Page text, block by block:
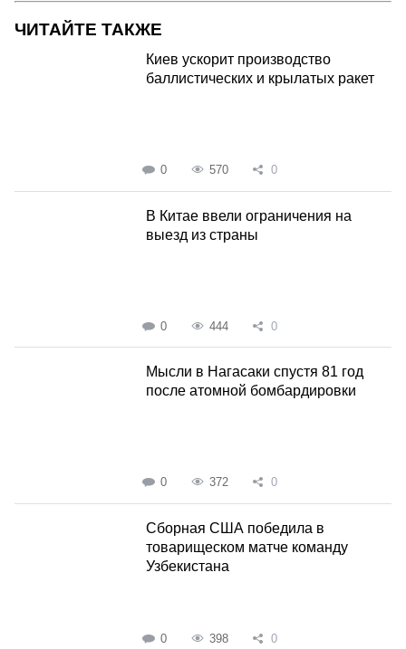
ЧИТАЙТЕ ТАКЖЕ
Киев ускорит производство
баллистических и крылатых ракет
0 570 0
В Китае ввели ограничения на
выезд из страны
0 444 0
Мысли в Нагасаки спустя 81 год
после атомной бомбардировки
0 372 0
Сборная США победила в
товарищеском матче команду
Узбекистана
0 398 0